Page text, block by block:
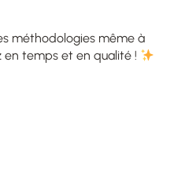
méthodologies même à
en temps et en qualité !